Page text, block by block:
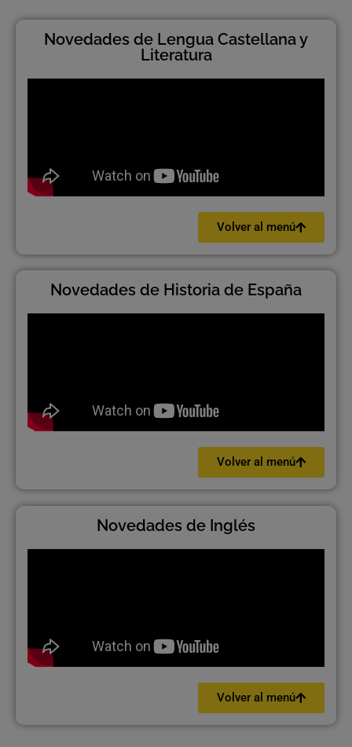
Novedades de Lengua Castellana y
Literatura
Volver al menú
Novedades de Historia de España
Volver al menú
Novedades de Inglés
Volver al menú